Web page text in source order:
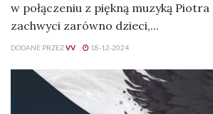
w połączeniu z piękną muzyką
zachwyci zarówno dzieci,...
DODANE PRZEZVV 18-12-2024